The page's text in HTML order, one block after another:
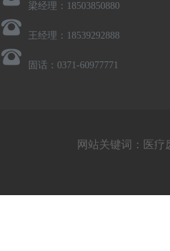
梁经理：18503850880
王经理：18539292888
固话：0371-60977771
网站关键词：医